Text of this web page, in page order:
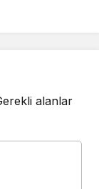
alanlar